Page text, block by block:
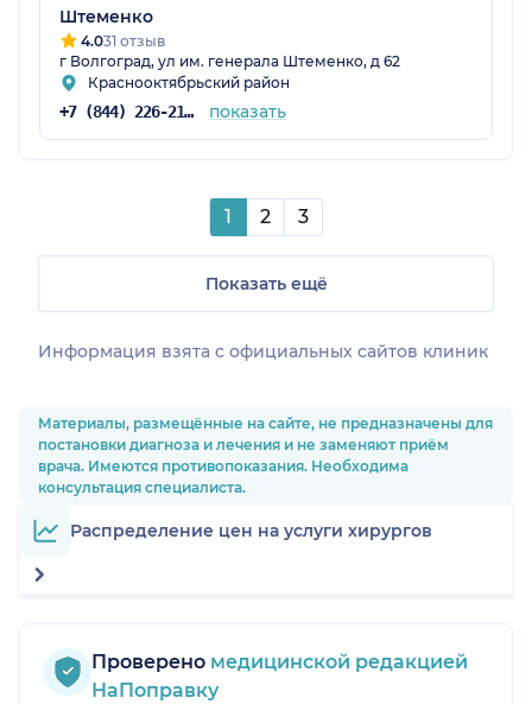
Штеменко
4.031 отзыв
г Волгоград, ул им. генерала Штеменко, д 62
Краснооктябрьский район
+7 (844) 226-21-60 показать
1 2 3
Показать ещё
Информация взята c официальных сайтов клиник
Материалы, размещённые на сайте, не предназначены для
постановки диагноза и лечения и не заменяют приём
врача. Имеются противопоказания. Необходима
консультация специалиста.
Распределение цен на услуги хирургов
Проверено медицинской редакцией
НаПоправку